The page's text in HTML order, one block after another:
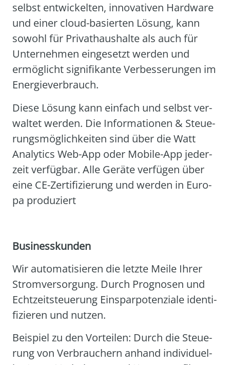
selbst ent­wi­ckel­ten, inno­va­ti­ven Hard­ware
und einer cloud-basier­ten Lösung, kann
sowohl für Pri­vat­haus­hal­te als auch für
Unter­neh­men ein­ge­setzt wer­den und
ermög­licht signi­fi­kan­te Ver­bes­se­run­gen im
Ener­gie­ver­brauch.
Die­se Lösung kann ein­fach und selbst ver­
wal­tet wer­den. Die Infor­ma­tio­nen & Steue­
rungs­mög­lich­kei­ten sind über die Watt
Ana­ly­tics Web-App oder Mobi­le-App jeder­
zeit ver­füg­bar. Alle Gerä­te ver­fü­gen über
eine CE-Zer­ti­fi­zie­rung und wer­den in Euro­
pa pro­du­ziert
Busi­ness­kun­den
Wir auto­ma­ti­sie­ren die letz­te Mei­le Ihrer
Strom­ver­sor­gung. Durch Pro­gno­sen und
Echt­zeit­steue­rung Ein­spar­po­ten­zia­le iden­ti­
fi­zie­ren und nut­zen.
Bei­spiel zu den Vor­tei­len: Durch die Steue­
rung von Ver­brau­chern anhand indi­vi­du­el­